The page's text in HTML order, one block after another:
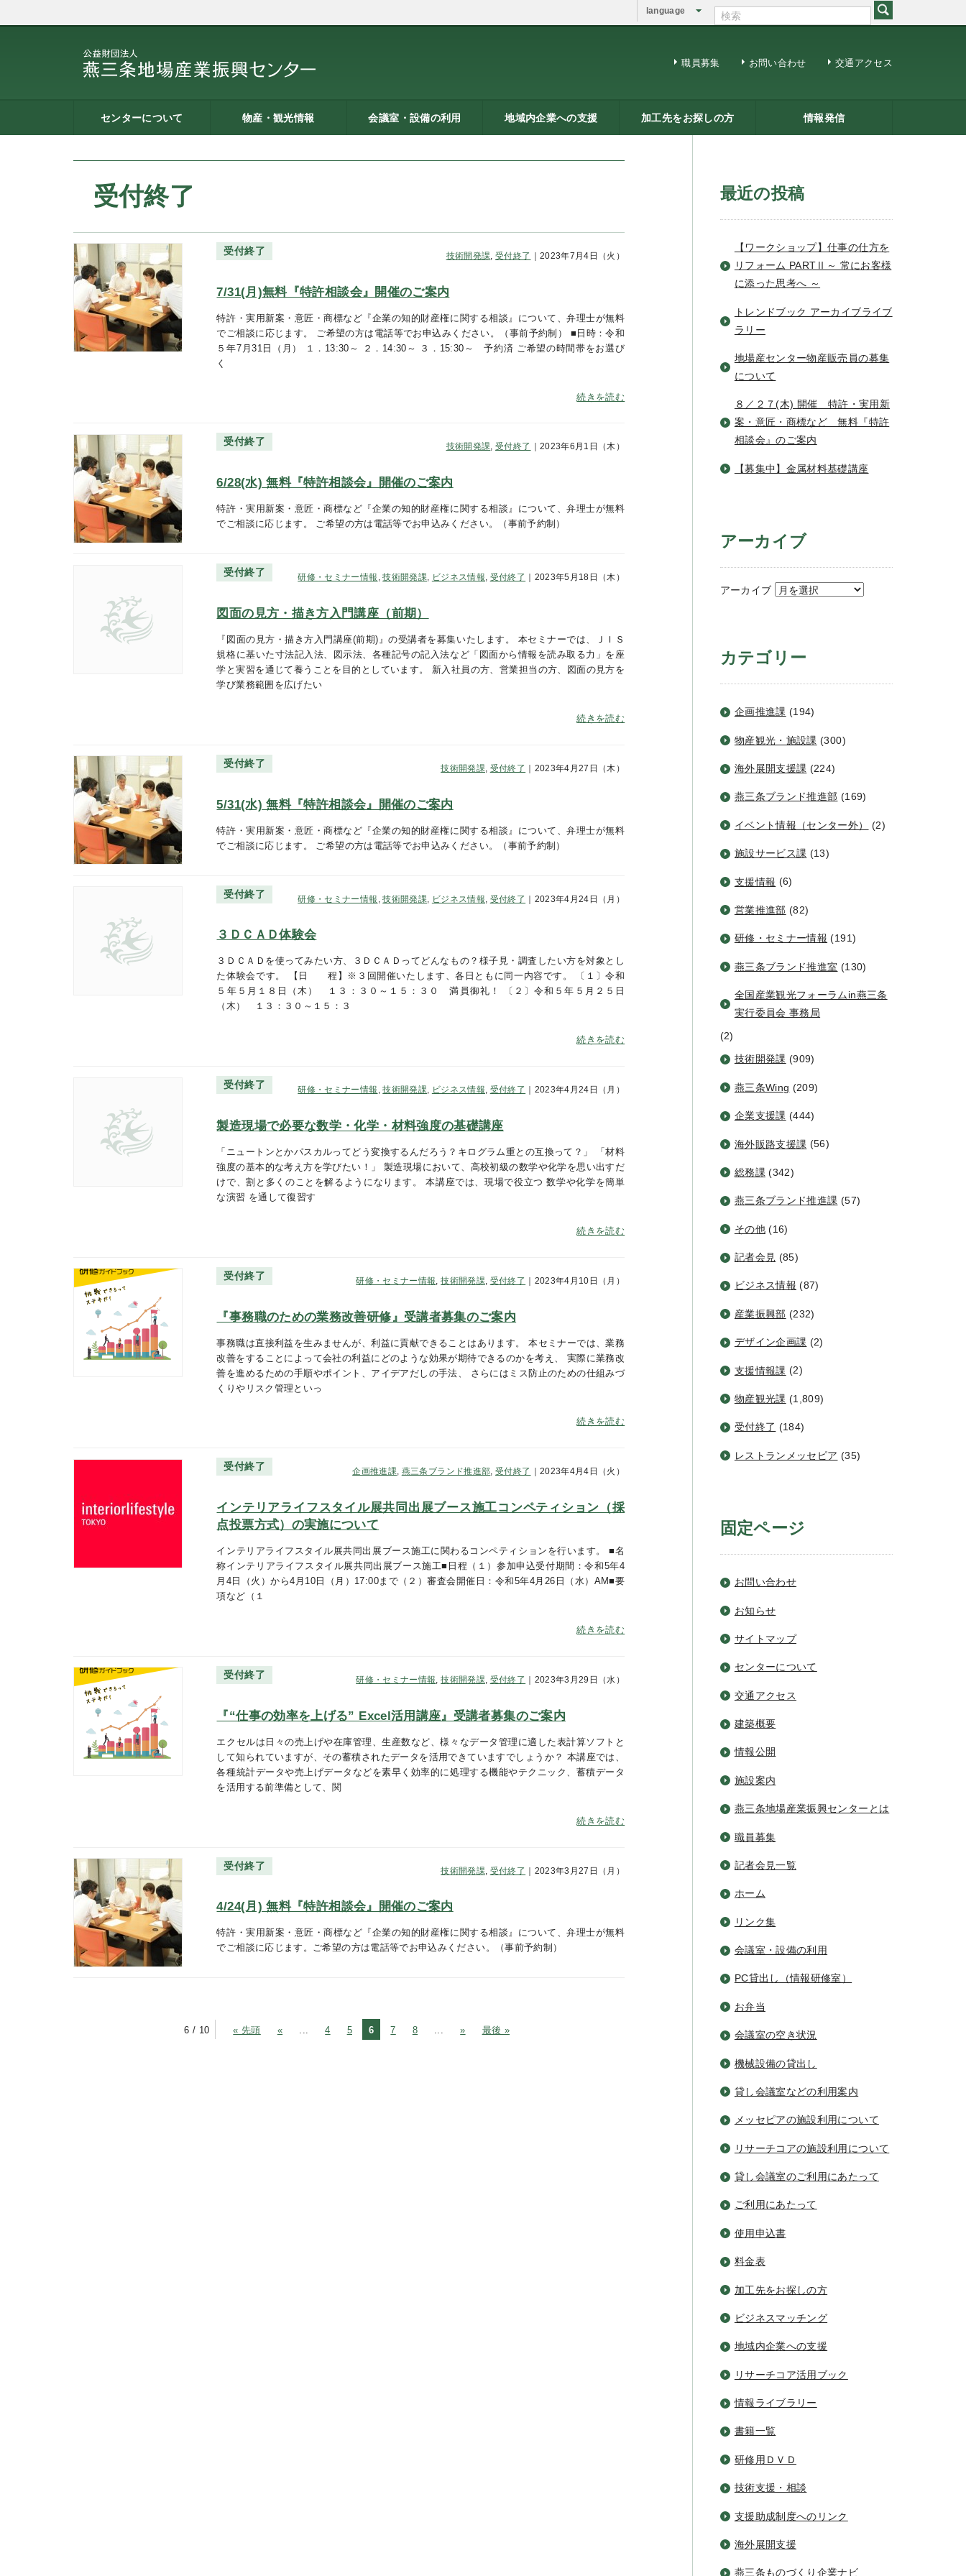
language
職員募集 お問い合わせ 交通アクセス
センターについて
ーとは
物産・観光情報
ター
ョップ）
会議室・設備の利用
いて
ついて
って
地域内企業への支援 加工先をお探しの方 情報発信
最近の投稿
【ワークショップ】仕事の仕方を
リフォーム PARTⅡ～ 常にお客様
に添った思考へ ～
トレンドブック アーカイブライブ
ラリー
地場産センター物産販売員の募集
について
８／２７(木) 開催 特許・実用新
案・意匠・商標など 無料『特許
相談会』のご案内
【募集中】金属材料基礎講座
アーカイブ
アーカイブ
カテゴリー
企画推進課 (194)
物産観光・施設課 (300)
海外展開支援課 (224)
燕三条ブランド推進部 (169)
イベント情報（センター外） (2)
施設サービス課 (13)
支援情報 (6)
営業推進部 (82)
研修・セミナー情報 (191)
燕三条ブランド推進室 (130)
全国産業観光フォーラムin燕三条
実行委員会 事務局
(2)
技術開発課 (909)
燕三条Wing (209)
企業支援課 (444)
海外販路支援課 (56)
総務課 (342)
燕三条ブランド推進課 (57)
その他(16)
記者会見 (85)
ビジネス情報 (87)
産業振興部 (232)
デザイン企画課 (2)
支援情報課 (2)
物産観光課 (1,809)
受付終了 (184)
レストランメッセピア (35)
固定ページ
お問い合わせ
お知らせ
サイトマップ
センターについて
交通アクセス
建築概要
情報公開
施設案内
燕三条地場産業振興センターとは
職員募集
記者会見一覧
ホーム
リンク集
会議室・設備の利用
PC貸出し（情報研修室）
お弁当
会議室の空き状況
機械設備の貸出し
貸し会議室などの利用案内
メッセピアの施設利用について
リサーチコアの施設利用について
貸し会議室のご利用にあたって
ご利用にあたって
使用申込書
料金表
加工先をお探しの方
ビジネスマッチング
地域内企業への支援
リサーチコア活用ブック
情報ライブラリー
書籍一覧
研修用ＤＶＤ
技術支援・相談
支援助成制度へのリンク
海外展開支援
燕三条ものづくり企業ナビ
受付終了
技術開発課 ,受付終了 ｜2023年7月4日（火）
受付終了
7/31(月)無料『特許相談会』開催のご案内
特許・実用新案・意匠・商標など『企業の知的財産権に関する相談』について、弁理士が無料
でご相談に応じます。 ご希望の方は電話等でお申込みください。（事前予約制） ■日時：令和
５年7月31日（月） １．13:30～ ２．14:30～ ３．15:30～ 予約済 ご希望の時間帯をお選び
く
続きを読む
技術開発課,受付終了 ｜2023年6月1日（木）
受付終了
6/28(水) 無料『特許相談会』開催のご案内
特許・実用新案・意匠・商標など『企業の知的財産権に関する相談』について、弁理士が無料
でご相談に応じます。 ご希望の方は電話等でお申込みください。（事前予約制）
研修・セミナー情報 ,技術開発課 ビジネス情報 受付終了 ｜2023年5月18日（木）
受付終了
図面の見方・描き方入門講座（前期）
『図面の見方・描き方入門講座(前期)』の受講者を募集いたします。 本セミナーでは、ＪＩＳ
規格に基いた寸法記入法、図示法、各種記号の記入法など「図面から情報を読み取る力」を座
学と実習を通じて養うことを目的としています。 新入社員の方、営業担当の方、図面の見方を
学び業務範囲を広げたい
続きを読む
技術開発課 受付終了 ｜2023年4月27日（木）
受付終了
5/31(水) 無料『特許相談会』開催のご案内
特許・実用新案・意匠・商標など『企業の知的財産権に関する相談』について、弁理士が無料
でご相談に応じます。 ご希望の方は電話等でお申込みください。（事前予約制）
研修・セミナー情報 ,技術開発課 ビジネス情報 受付終了 ｜2023年4月24日（月）
受付終了
３ＤＣＡＤ体験会
３ＤＣＡＤを使ってみたい方、３ＤＣＡＤってどんなもの？様子見・調査したい方を対象とし
た体験会です。 【日 程】※３回開催いたします、各日ともに同一内容です。 〔１〕令和
５年５月１８日（木） １３：３０～１５：３０ 満員御礼！ 〔２〕令和５年５月２５日
（木） １３：３０～１５：３
続きを読む
研修・セミナー情報 ,技術開発課 ビジネス情報 受付終了 ｜2023年4月24日（月）
受付終了
製造現場で必要な数学・化学・材料強度の基礎講座
「ニュートンとかパスカルってどう変換するんだろう？キログラム重との互換って？」 「材料
強度の基本的な考え方を学びたい！」 製造現場において、高校初級の数学や化学を思い出すだ
けで、割と多くのことを解るようになります。 本講座では、現場で役立つ 数学や化学を簡単
な演習 を通して復習す
続きを読む
研修・セミナー情報 ,技術開発課 受付終了 ｜2023年4月10日（月）
受付終了
『事務職のための業務改善研修』受講者募集のご案内
事務職は直接利益を生みませんが、利益に貢献できることはあります。 本セミナーでは、業務
改善をすることによって会社の利益にどのような効果が期待できるのかを考え、 実際に業務改
善を進めるための手順やポイント、アイデアだしの手法、 さらにはミス防止のための仕組みづ
くりやリスク管理といっ
続きを読む
企画推進課, 燕三条ブランド推進部,受付終了 ｜2023年4月4日（火）
受付終了
インテリアライフスタイル展共同出展ブース施工コンペティション（採
点投票方式）の実施について
インテリアライフスタイル展共同出展ブース施工に関わるコンペティションを行います。 ■名
称インテリアライフスタイル展共同出展ブース施工■日程（１）参加申込受付期間：令和5年4
月4日（火）から4月10日（月）17:00まで（２）審査会開催日：令和5年4月26日（水）AM■要
項など（１
続きを読む
研修・セミナー情報 ,技術開発課 受付終了 ｜2023年3月29日（水）
受付終了
『“仕事の効率を上げる” Excel活用講座』受講者募集のご案内
エクセルは日々の売上げや在庫管理、生産数など、様々なデータ管理に適した表計算ソフトと
して知られていますが、その蓄積されたデータを活用できていますでしょうか？ 本講座では、
各種統計データや売上げデータなどを素早く効率的に処理する機能やテクニック、蓄積データ
を活用する前準備として、関
続きを読む
技術開発課 受付終了 ｜2023年3月27日（月）
受付終了
4/24(月) 無料『特許相談会』開催のご案内
特許・実用新案・意匠・商標など『企業の知的財産権に関する相談』について、弁理士が無料
でご相談に応じます。ご希望の方は電話等でお申込みください。（事前予約制）
6 / 10 « 先頭 « ... 4 5 6 7 8 ... » 最後 »